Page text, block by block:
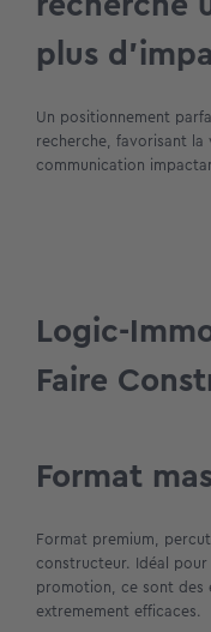
plus
Un positionnement
recherche, favorisant la
communication
Logic-
Faire
Format
Format premium,
constructeur. Idéal
promotion, ce sont des
extremement efficaces.